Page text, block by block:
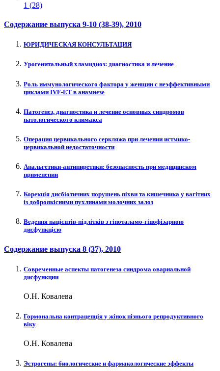
1 (28)
Содержание выпуска 9-10 (38-39), 2010
ЮРИДИЧЕСКАЯ КОНСУЛЬТАЦИЯ
Урогенитальный хламидиоз: диагностика и лечение
Роль иммунологического фактора у женщин с неэффективными
циклами IVF-ET в анамнезе
Патогенез, диагностика и лечение основных синдромов
патологического климакса
Операция цервикального серкляжа при лечении истмико-
цервикальной недостаточности
Анальгетики-антипиретики: безопасность при медицинском
применении
Корекція дисбіотичних порушень піхви та кишечника у вагітних
із доброякісними пухлинами молочних залоз
Ведення пацієнтів-підлітків з гіпоталамо-гіпофізарною
дисфункцією
Содержание выпуска 8 (37), 2010
Современные аспекты патогенеза синдрома овариальной
дисфункции
О.Н. Ковалева
Гормональна контрацепція у жінок пізнього репродуктивного
віку
О.Н. Ковалева
Эстрогены: биологические и фармакологические эффекты